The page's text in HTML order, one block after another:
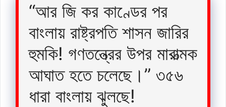
“আর জি কর কাণ্ডের পর
বাংলায় রাষ্ট্রপতি শাসন জারির
হুমকি! গণতন্ত্রের উপর মারাত্মক
আঘাত হতে চলেছে।” ৩৫৬
ধারা বাংলায় ঝুলছে!